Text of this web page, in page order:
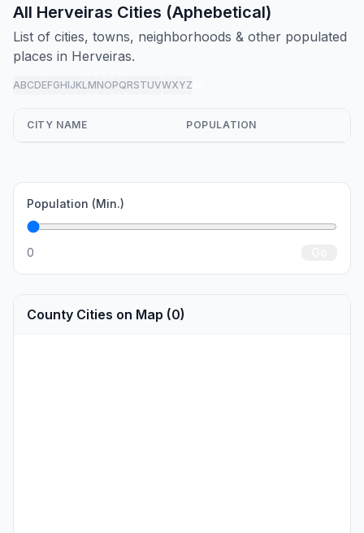
All Herveiras Cities (Aphebetical)
List of cities, towns, neighborhoods & other populated
places in Herveiras.
ABCDEFGHIJKLMNOPQRSTUVWXYZ
CITY NAME POPULATION
Population (Min.)
0
County Cities on Map (0)